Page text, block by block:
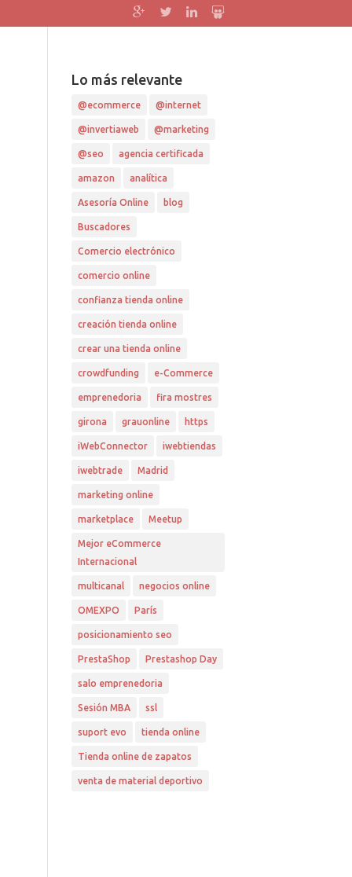
Google+TwitterLinkedinslideshare
Lo más relevante
@ecommerce @internet
@invertiaweb @marketing
@seo agencia certificada
amazon analítica
Asesoría Online blog
Buscadores
Comercio electrónico
comercio online
confianza tienda online
creación tienda online
crear una tienda online
crowdfunding e-Commerce
emprenedoria fira mostres
girona grauonline https
iWebConnector iwebtiendas
iwebtrade Madrid
marketing online
marketplace Meetup
Mejor eCommerce
Internacional
multicanal negocios online
OMEXPO París
posicionamiento seo
PrestaShop Prestashop Day
salo emprenedoria
Sesión MBA ssl
suport evo tienda online
Tienda online de zapatos
venta de material deportivo